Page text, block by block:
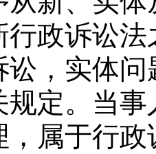
行政诉讼
讼，实体
规定。当
，属于行